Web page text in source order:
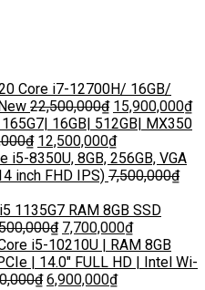
Core i7-12700H/ 16GB/
22,500,000₫ 15,900,000₫
16GB| 512GB| MX350
₫ 12,500,000₫
i5-8350U, 8GB, 256GB, VGA
inch FHD IPS) 7,500,000₫
1135G7 RAM 8GB SSD
₫ 7,700,000₫
i5-10210U | RAM 8GB
| 14.0″ FULL HD | Intel Wi-
₫ 6,900,000₫